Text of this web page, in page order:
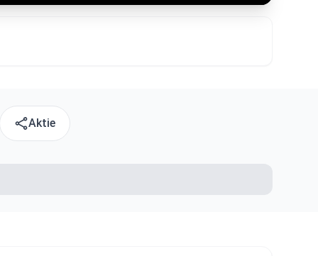
Aktie